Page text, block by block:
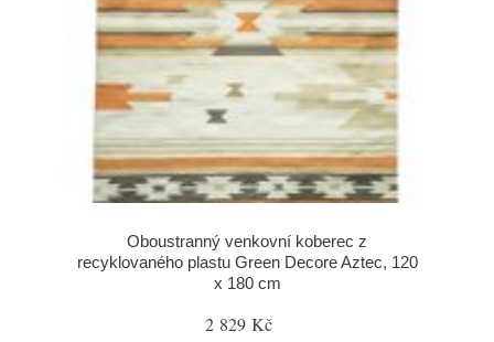
Oboustranný venkovní koberec z
recyklovaného plastu Green Decore Aztec, 120
x 180 cm
2 829 Kč